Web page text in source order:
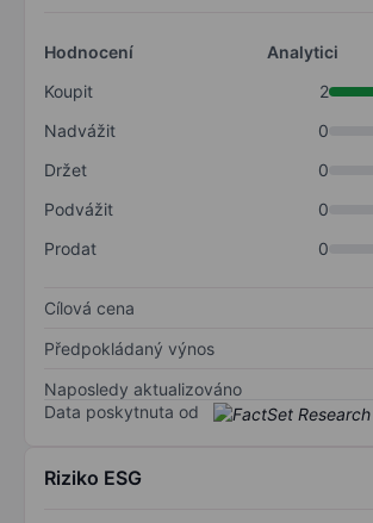
Hodnocení
Analytici
Koupit
2
Nadvážit
0
Držet
0
Podvážit
0
Prodat
0
Cílová cena
Předpokládaný výnos
Naposledy aktualizováno
Data poskytnuta od
Riziko ESG